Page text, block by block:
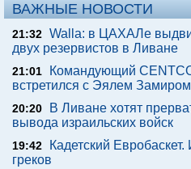
ВАЖНЫЕ НОВОСТИ
21:32 Walla: в ЦАХАЛе
двух резервистов в Ливане
21:01
Командующий
встретился с Эялем Замиром
20:20
В Ливане хотят
вывода израильских войск
19:42
Кадетский
греков